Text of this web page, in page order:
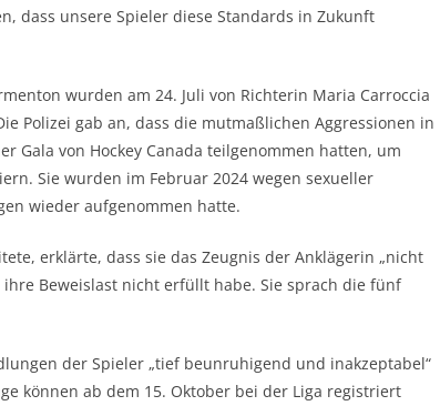
dass unsere Spieler diese Standards in Zukunft
wurden am 24. Juli von Richterin Maria Carroccia
Polizei gab an, dass die mutmaßlichen Aggressionen in
Gala von Hockey Canada teilgenommen hatten, um
Sie wurden im Februar 2024 wegen sexueller
wieder aufgenommen hatte.
erklärte, dass sie das Zeugnis der Anklägerin „nicht
Beweislast nicht erfüllt habe. Sie sprach die fünf
der Spieler „tief beunruhigend und inakzeptabel“
können ab dem 15. Oktober bei der Liga registriert